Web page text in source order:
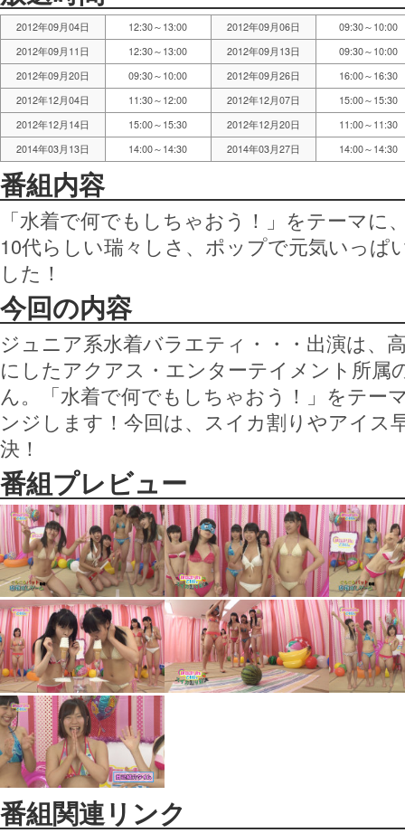
2012年09月04日 12:30～13:00 2012年09月06日
09:30～10:00
2012年09月11日
12:30～13:00 2012年09月13日
09:30～10:00
2012年09月20日
09:30～10:00 2012年09月26日
16:00～16:30
2012年12月04日
11:30～12:00 2012年12月07日
15:00～15:30
2012年12月14日
15:00～15:30 2012年12月20日
11:00～11:30
2014年03月13日
14:00～14:30 2014年03月27日 14:00～14:30
番組内容
「水着で何でもしちゃおう！」をテーマに
10代らしい瑞々しさ、ポップで元気いっぱ
した！
今回の内容
ジュニア系水着バラエティ・・・出演は、
にしたアクアス・エンターテイメント所属
ん。「水着で何でもしちゃおう！」をテー
ンジします！今回は、スイカ割りやアイス
決！
番組プレビュー
番組関連リンク